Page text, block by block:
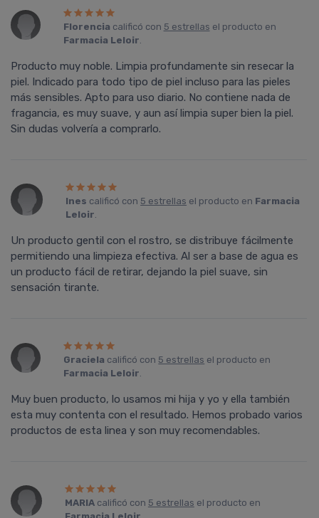
Florencia calificó con 5 estrellas el producto en
Farmacia Leloir.
Producto muy noble. Limpia profundamente sin resecar la
piel. Indicado para todo tipo de piel incluso para las pieles
más sensibles. Apto para uso diario. No contiene nada de
fragancia, es muy suave, y aun así limpia super bien la piel.
Sin dudas volvería a comprarlo.
Ines calificó con 5 estrellas el producto en Farmacia
Leloir.
Un producto gentil con el rostro, se distribuye fácilmente
permitiendo una limpieza efectiva. Al ser a base de agua es
un producto fácil de retirar, dejando la piel suave, sin
sensación tirante.
Graciela calificó con 5 estrellas el producto en
Farmacia Leloir.
Muy buen producto, lo usamos mi hija y yo y ella también
esta muy contenta con el resultado. Hemos probado varios
productos de esta linea y son muy recomendables.
MARIAcalificó con 5 estrellas el producto en